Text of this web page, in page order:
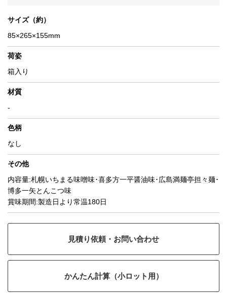
サイズ（約）
85×265×155mm
荷姿
箱入り
材質
-
色柄
なし
その他
内容量:札幌いちまる味噌味･喜多方一平醤油味･広島満麺亭担々麺･
博多一矢とんこつ味
賞味期間:製造日より常温180日
見積り依頼・お問い合わせ
かんたん計算（小ロット用）